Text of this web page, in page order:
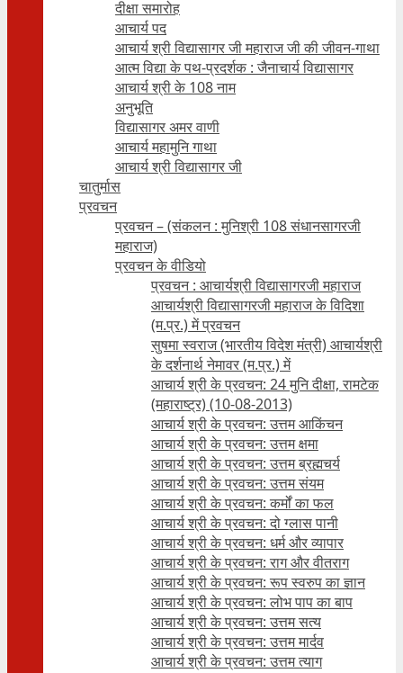
दीक्षा समारोह
आचार्य पद
आचार्य श्री विद्यासागर जी महाराज जी की जीवन-गाथा
आत्म विद्या के पथ-प्रदर्शक : जैनाचार्य विद्यासागर
आचार्य श्री के 108 नाम
अनुभूति
विद्यासागर अमर वाणी
आचार्य महामुनि गाथा
आचार्य श्री विद्यासागर जी
चातुर्मास
प्रवचन
प्रवचन – (संकलन : मुनिश्री 108 संधानसागरजी
महाराज)
प्रवचन के वीडियो
प्रवचन : आचार्यश्री ‍विद्यासागरजी महाराज
आचार्यश्री विद्यासागरजी महाराज के विदिशा
(म.प्र.) में प्रवचन
सुषमा स्वराज (भारतीय विदेश मंत्री) आचार्यश्री
के दर्शनार्थ नेमावर (म.प्र.) में
आचार्य श्री के प्रवचन: 24 मुनि दीक्षा, रामटेक
(महाराष्ट्र) (10-08-2013)
आचार्य श्री के प्रवचन: उत्तम आकिंचन
आचार्य श्री के प्रवचन: उत्तम क्षमा
आचार्य श्री के प्रवचन: उत्तम ब्रह्मचर्य
आचार्य श्री के प्रवचन: उत्तम संयम
आचार्य श्री के प्रवचन: कर्मों का फल
आचार्य श्री के प्रवचन: दो ग्लास पानी
आचार्य श्री के प्रवचन: धर्म और व्यापार
आचार्य श्री के प्रवचन: राग और वीतराग
आचार्य श्री के प्रवचन: रूप स्वरुप का ज्ञान
आचार्य श्री के प्रवचन: लोभ पाप का बाप
आचार्य श्री के प्रवचन: उत्तम सत्य
आचार्य श्री के प्रवचन: उत्तम मार्दव
आचार्य श्री के प्रवचन: उत्तम त्याग